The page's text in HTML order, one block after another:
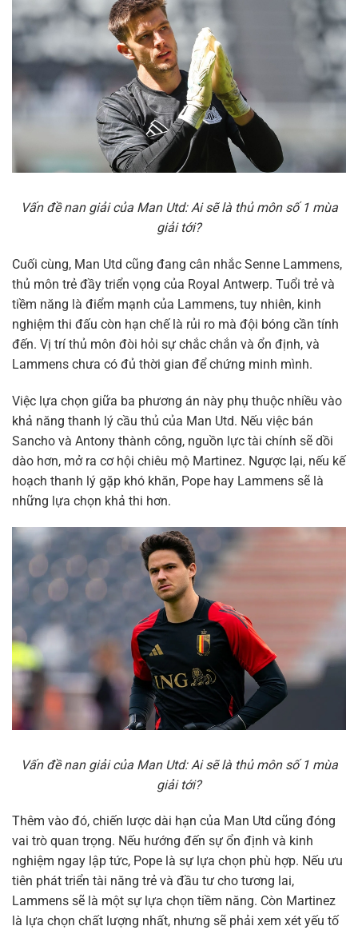
Vấn đề nan giải của Man Utd: Ai sẽ là thủ môn số 1 mùa
giải tới?
Cuối cùng, Man Utd cũng đang cân nhắc Senne Lammens,
thủ môn trẻ đầy triển vọng của Royal Antwerp. Tuổi trẻ và
tiềm năng là điểm mạnh của Lammens, tuy nhiên, kinh
nghiệm thi đấu còn hạn chế là rủi ro mà đội bóng cần tính
đến. Vị trí thủ môn đòi hỏi sự chắc chắn và ổn định, và
Lammens chưa có đủ thời gian để chứng minh mình.
Việc lựa chọn giữa ba phương án này phụ thuộc nhiều vào
khả năng thanh lý cầu thủ của Man Utd. Nếu việc bán
Sancho và Antony thành công, nguồn lực tài chính sẽ dồi
dào hơn, mở ra cơ hội chiêu mộ Martinez. Ngược lại, nếu kế
hoạch thanh lý gặp khó khăn, Pope hay Lammens sẽ là
những lựa chọn khả thi hơn.
Vấn đề nan giải của Man Utd: Ai sẽ là thủ môn số 1 mùa
giải tới?
Thêm vào đó, chiến lược dài hạn của Man Utd cũng đóng
vai trò quan trọng. Nếu hướng đến sự ổn định và kinh
nghiệm ngay lập tức, Pope là sự lựa chọn phù hợp. Nếu ưu
tiên phát triển tài năng trẻ và đầu tư cho tương lai,
Lammens sẽ là một sự lựa chọn tiềm năng. Còn Martinez
là lựa chọn chất lượng nhất, nhưng sẽ phải xem xét yếu tố